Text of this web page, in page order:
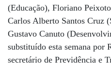
(Educação), Floriano
Carlos Alberto Santos Cruz
Gustavo Canuto
substituído esta semana por
secretário de Previdência e